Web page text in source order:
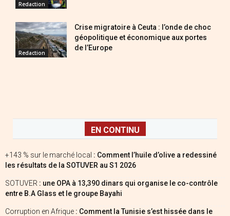
Redaction
Redaction
Crise migratoire à Ceuta : l’onde de choc
géopolitique et économique aux portes
de l’Europe
EN CONTINU
+143 % sur le marché local : Comment l’huile d’olive a redessiné
les résultats de la SOTUVER au S1 2026
SOTUVER : une OPA à 13,390 dinars qui organise le co-contrôle
entre B.A Glass et le groupe Bayahi
Corruption en Afrique : Comment la Tunisie s’est hissée dans le